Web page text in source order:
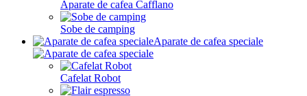
Aparate de cafea Cafflano
Sobe de camping
Aparate de cafea speciale
Cafelat Robot